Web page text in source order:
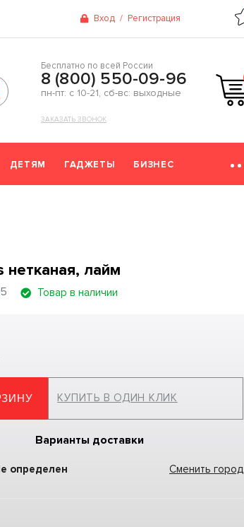
Вход / Регистрация
Бесплатно по всей России
8 (800) 550-09-96
пн-пт: с 10-21, сб-вс: выходные
ЗАКАЗАТЬ ЗВОНОК
ДЕТЯМ ГАДЖЕТЫ БИЗНЕС
нетканая, лайм
Товар в наличии
КУПИТЬ В ОДИН КЛИК
Варианты доставки
определен Сменить город